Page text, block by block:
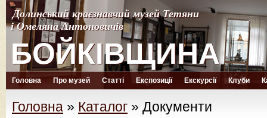
Долинський краєзнавчий музей Тетяни
і Омеляна Антоновичів
БОЙКІВЩИНА
Долинський краєзнавчий музей Тетяни
і Омеляна Антоновичів
БОЙКІВЩИНА
Головна Про музей Статті Експозиції Екскурсії Клуби
Головна » Каталог » Документи